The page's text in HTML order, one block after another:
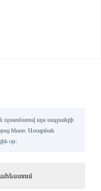
պատճառով այս ապրանքի
հետո։ Առաքման
օր։